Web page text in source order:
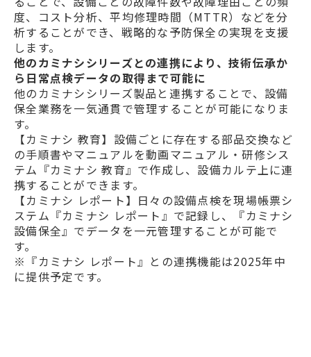
度、コスト分析、平均修理時間（MTTR）などを分
析することができ、戦略的な予防保全の実現を支援
します。
他のカミナシシリーズとの連携により、技術伝承か
ら日常点検データの取得まで可能に
他のカミナシシリーズ製品と連携することで、設備
保全業務を一気通貫で管理することが可能になりま
す。
【カミナシ 教育】設備ごとに存在する部品交換など
の手順書やマニュアルを動画マニュアル・研修シス
テム『カミナシ 教育』で作成し、設備カルテ上に連
携することができます。
【カミナシ レポート】日々の設備点検を現場帳票シ
ステム『カミナシ レポート』で記録し、『カミナシ
設備保全』でデータを一元管理することが可能で
す。
※『カミナシ レポート』との連携機能は2025年中
に提供予定です。